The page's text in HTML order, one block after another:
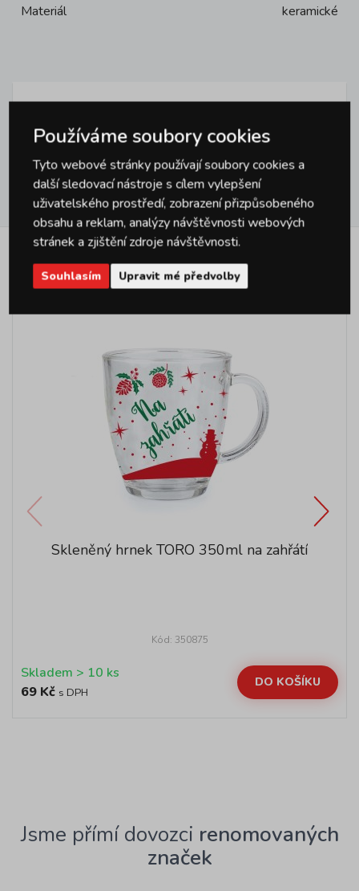
Materiál keramické
Dotazy
Hodnocení 0
Podobné produkty
Skleněný hrnek TORO 350ml na zahřátí
Kód: 350875
Skladem > 10 ks
69 Kč s DPH
DO KOŠÍKU
Jsme přímí dovozci renomovaných
značek
Používáme soubory cookies
Tyto webové stránky používají soubory cookies a
další sledovací nástroje s cílem vylepšení
uživatelského prostředí, zobrazení přizpůsobeného
obsahu a reklam, analýzy návštěvnosti webových
stránek a zjištění zdroje návštěvnosti.
Souhlasím Upravit mé předvolby